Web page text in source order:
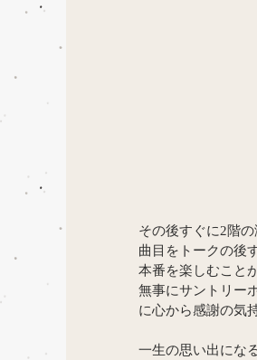
その後すぐに2階
曲目をトークの後
本番を楽しむこと
無事にサントリー
に心から感謝の気
一生の思い出にな